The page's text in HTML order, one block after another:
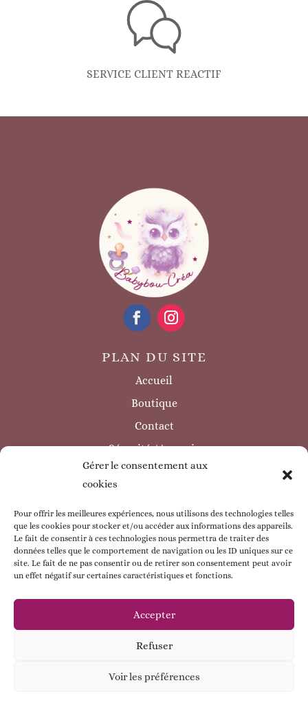
Gérer le consentement aux
cookies
Pour offrir les meilleures expériences, nous utilisons des technologies telles
que les cookies pour stocker et/ou accéder aux informations des appareils.
Le fait de consentir à ces technologies nous permettra de traiter des
données telles que le comportement de navigation ou les ID uniques sur ce
site. Le fait de ne pas consentir ou de retirer son consentement peut avoir
un effet négatif sur certaines caractéristiques et fonctions.
Accepter
Refuser
Voir les préférences
SERVICE CLIENT REACTIF
PLAN DU SITE
Accueil
Boutique
Contact
Sécurité / à savoir
INFORMATIONS LÉGALES
Politique de confidentialité
Politique de cookie
CGV
ESPACE CLIENT
Mes coordonnées